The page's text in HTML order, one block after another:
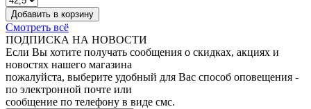
Добавить в корзину
Смотреть всё
ПОДПИСКА НА НОВОСТИ
Если Вы хотите получать сообщения о скидках, акциях и
новостях нашего магазина
пожалуйста, выберите удобный для Вас способ оповещения -
по электронной почте или
сообщение по телефону в виде смс.